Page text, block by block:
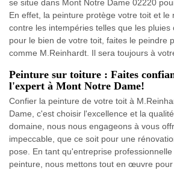
se situe dans Mont Notre Dame 02220
En effet, la peinture protège votre toit et le
contre les intempéries telles que les pluies
pour le bien de votre toit, faites le peindre
comme M.Reinhardt. Il sera toujours à
Peinture sur toiture : Faites
l'expert à Mont Notre Dame!
Confier la peinture de votre toit à
Dame, c'est choisir l'excellence et la
domaine, nous nous engageons à vous
impeccable, que ce soit pour une
pose. En tant qu'entreprise
peinture, nous mettons tout en œuvre